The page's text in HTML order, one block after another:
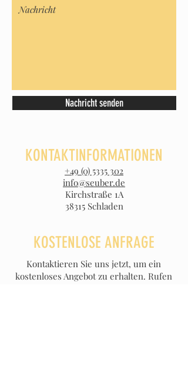
Nachricht senden
KONTAKTINFORMATIONEN
+49 (0) 5335 302
info@seuber.de
Kirchstraße 1A
38315 Schladen
KOSTENLOSE ANFRAGE
Kontaktieren Sie uns jetzt, um ein
kostenloses Angebot zu erhalten. Rufen